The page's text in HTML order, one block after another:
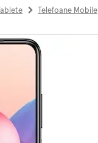
Telefoane Mobile